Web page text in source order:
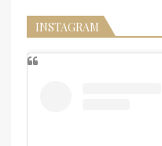
INSTAGRAM